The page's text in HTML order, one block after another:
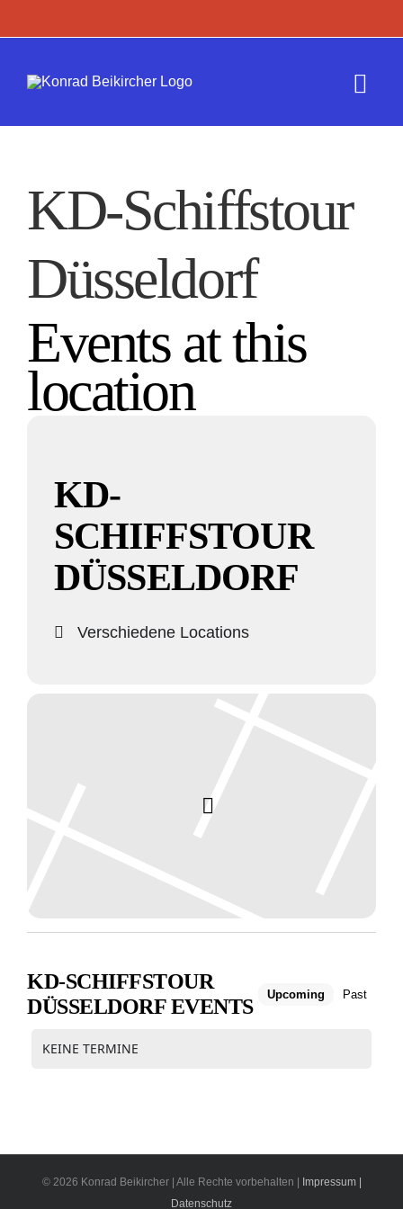
Inhalt
KD-Schiffstour
Düsseldorf
Events at this
location
KD-
SCHIFFSTOUR
DÜSSELDORF
Verschiedene Locations
KD-SCHIFFSTOUR
DÜSSELDORF EVENTS
Upcoming Past
KEINE TERMINE
© 2026 Konrad Beikircher | Alle Rechte vorbehalten |
Impressum |
Datenschutz